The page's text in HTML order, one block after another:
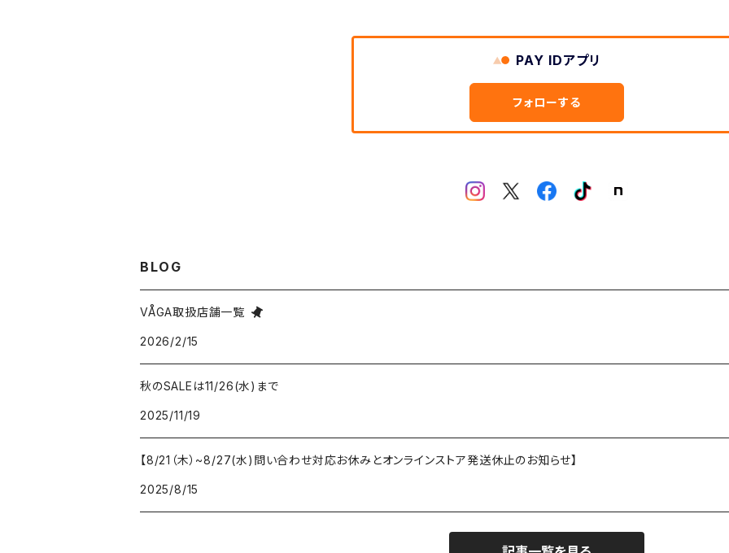
PAY IDアプリ
フォローする
BLOG
VÅGA取扱店舗一覧
2026/2/15
秋のSALEは11/26(水)まで
2025/11/19
【8/21（木）~8/27(水)問い合わせ対応お休みとオンラインストア発送休止のお知らせ】
2025/8/15